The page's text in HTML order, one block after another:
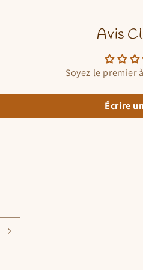
Avis
Soyez le premier
Écrire